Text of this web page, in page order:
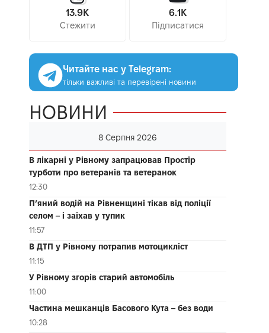
13.9K
Стежити
6.1K
Підписатися
Читайте нас у Telegram:
тільки важливі та перевірені новини
НОВИНИ
8 Серпня 2026
В лікарні у Рівному запрацював Простір
турботи про ветеранів та ветеранок
12:30
П’яний водій на Рівненщині тікав від поліції
селом – і заїхав у тупик
11:57
В ДТП у Рівному потрапив мотоцикліст
11:15
У Рівному згорів старий автомобіль
11:00
Частина мешканців Басового Кута – без води
10:28